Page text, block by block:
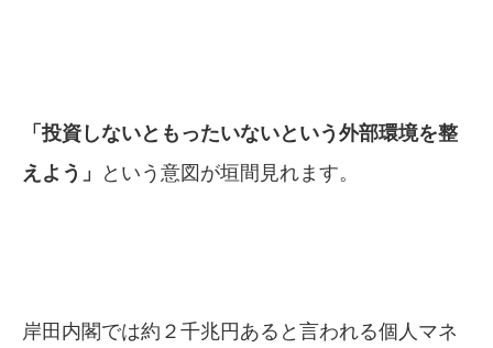
「投資しないともったいないという外部環境を整
えよう」
という意図が垣間見れます。
岸田内閣では約２千兆円あると言われる個人マネ